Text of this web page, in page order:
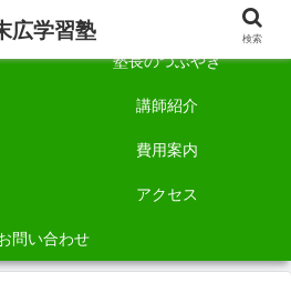
ばん塾で勉強させる塾」です。
塾長のつぶやき
講師紹介
費用案内
アクセス
問い合わせ
広学習塾 検索